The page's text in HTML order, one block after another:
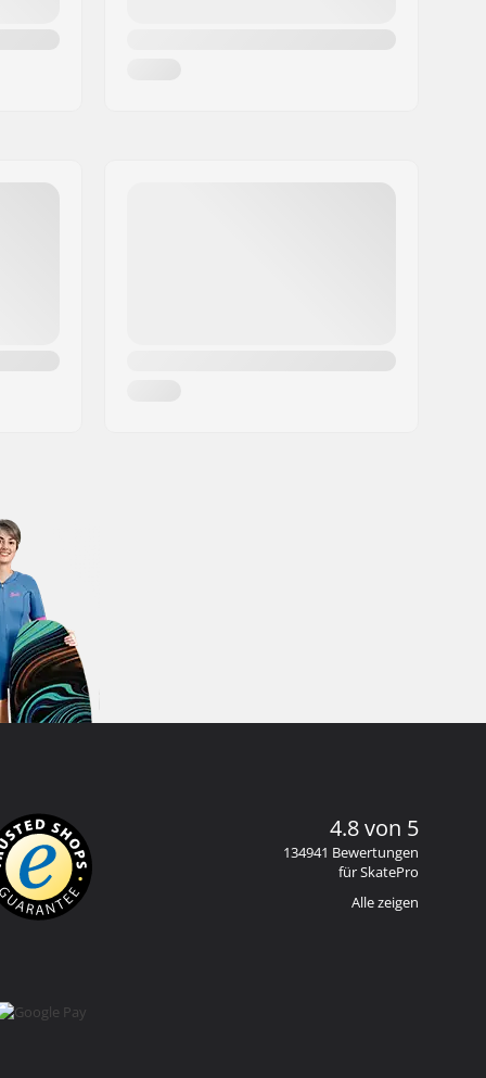
4.8 von 5
134941 Bewertungen
für SkatePro
Alle zeigen